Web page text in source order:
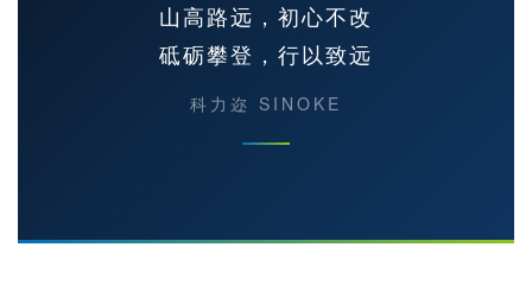
山高路远，初心不改
砥砺攀登，行以致远
科力迩 SINOKE